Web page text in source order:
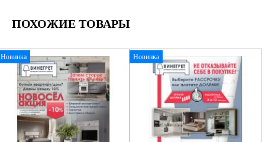
ПОХОЖИЕ ТОВАРЫ
Новинка Новинка